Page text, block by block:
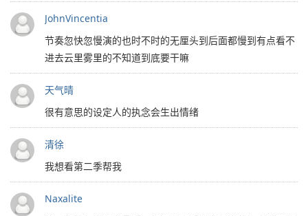
JohnVincentia
节奏忽快忽慢演的也时不时的无厘头到后面都慢到有点看不
进去云里雾里的不知道到底要干嘛
天气晴
很有意思的设定人的执念会生出情绪
清徐
我想看第二季帮我
Naxalite